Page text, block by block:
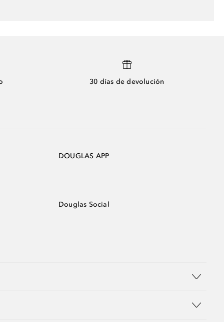
30 días de devolución
DOUGLAS APP
Douglas Social